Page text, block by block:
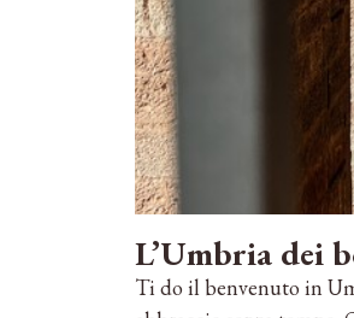
L’Umbria dei
Ti do il benvenuto in